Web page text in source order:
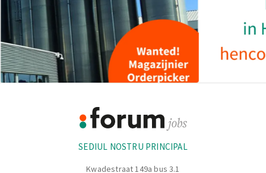
SEDIUL NOSTRU PRINCIPAL
Kwadestraat 149a bus 3.1